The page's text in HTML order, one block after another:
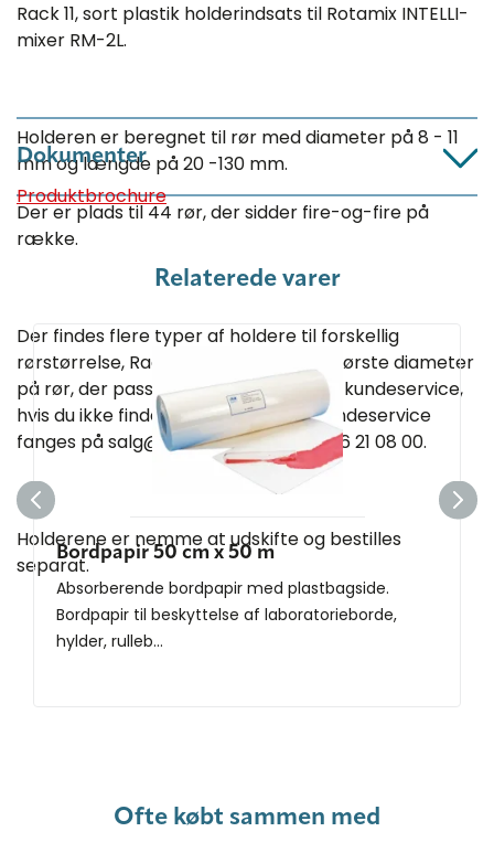
Rack 11, sort plastik holderindsats til Rotamix INTELLI-
mixer RM-2L.
Holderen er beregnet til rør med diameter på 8 - 11
mm og længde på 20 -130 mm.
Der er plads til 44 rør, der sidder fire-og-fire på
række.
Der findes flere typer af holdere til forskellig
rørstørrelse, Rack (nr.) angiver den største diameter
på rør, der passer i holderen. Kontakt kundeservice,
hvis du ikke finder det du mangler. Kundeservice
fanges på salg@hounisen.com eller 86 21 08 00.
Holderene er nemme at udskifte og bestilles
separat.
Dokumenter
Produktbrochure
Relaterede varer
Bordpapir 50 cm x 50 m
Absorberende bordpapir med plastbagside.
Bordpapir til beskyttelse af laboratorieborde,
hylder, rulleb...
Ofte købt sammen med